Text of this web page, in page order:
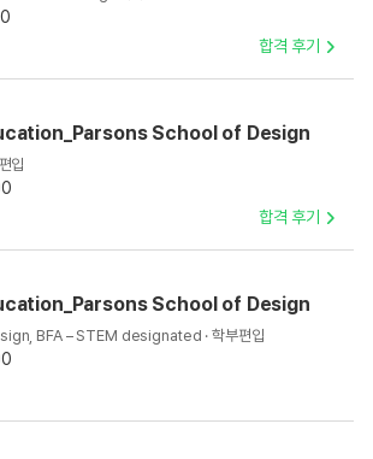
합격 후기
School of Design
입
합격 후기
School of Design
BFA – STEM designated · 학부편입